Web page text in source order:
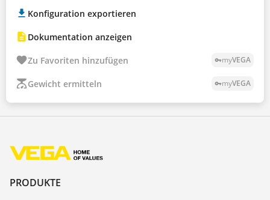
Konfiguration exportieren
Dokumentation anzeigen
Zu Favoriten hinzufügen vpn_keymyVEGA
Gewicht ermitteln vpn_keymyVEGA
PRODUKTE